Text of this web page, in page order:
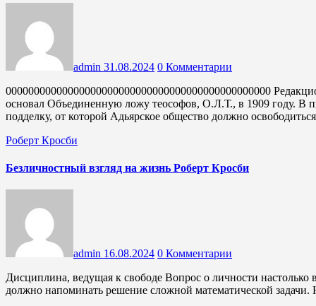
admin 31.08.2024 0 Комментарии
00000000000000000000000000000000000000000000000 Редакционное примечание 2014 года: Роберт Кросби (1849-1919)
основал Объединенную ложу теософов, О.Л.Т., в 1909 году. В
подделку, от которой Адьярское общество должно
Роберт Кросби
Безличностный взгляд на жизнь Роберт Кросби
admin 16.08.2024 0 Комментарии
Дисциплина, ведущая к свободе Вопрос о личности настолько важен, что может показаться, будто его успешное решение
должно напоминать решение сложной математической